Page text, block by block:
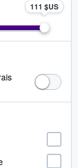
111 $US